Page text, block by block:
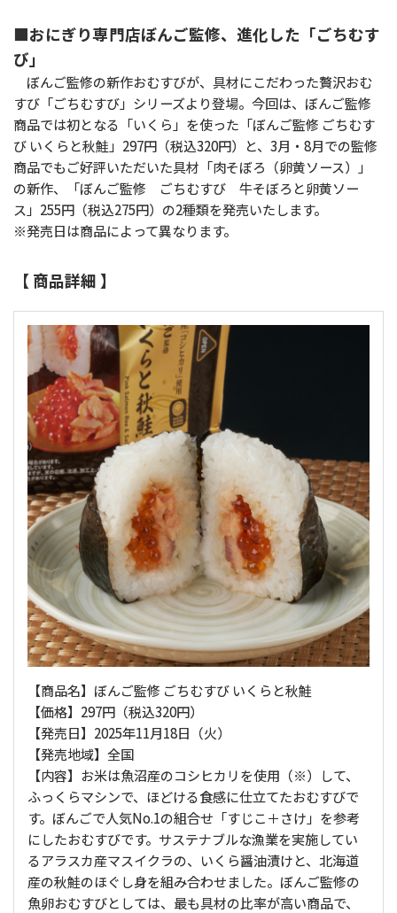
■おにぎり専門店ぼんご監修、進化した「ごちむす
び」
ぼんご監修の新作おむすびが、具材にこだわった贅沢おむ
すび「ごちむすび」シリーズより登場。今回は、ぼんご監修
商品では初となる「いくら」を使った「ぼんご監修 ごちむす
び いくらと秋鮭」297円（税込320円）と、3月・8月での監修
商品でもご好評いただいた具材「肉そぼろ（卵黄ソース）」
の新作、「ぼんご監修 ごちむすび 牛そぼろと卵黄ソー
ス」255円（税込275円）の2種類を発売いたします。
※発売日は商品によって異なります。
【 商品詳細 】
【商品名】ぼんご監修 ごちむすび いくらと秋鮭
【価格】297円（税込320円）
【発売日】2025年11月18日（火）
【発売地域】全国
【内容】お米は魚沼産のコシヒカリを使用（※）して、
ふっくらマシンで、ほどける食感に仕立てたおむすびで
す。ぼんごで人気No.1の組合せ「すじこ＋さけ」を参考
にしたおむすびです。サステナブルな漁業を実施してい
るアラスカ産マスイクラの、いくら醤油漬けと、北海道
産の秋鮭のほぐし身を組み合わせました。ぼんご監修の
魚卵おむすびとしては、最も具材の比率が高い商品で、